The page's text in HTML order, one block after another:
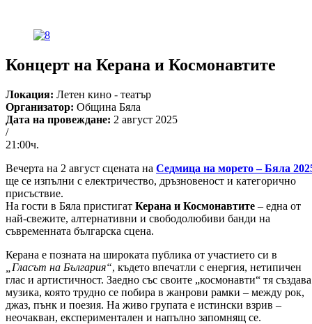
Концерт на Керана и Космонавтите
Локация: Летен кино - театър
Организатор: Община Бяла
Дата на провеждане: 2 август 2025
/
21:00ч.
Вечерта на 2 август сцената на Седмица на морето – Бяла
ще се изпълни с електричество, дръзновеност и категорично
присъствие.
На гости в Бяла пристигат Керана и Космонавтите – една от
най-свежите, алтернативни и свободолюбиви банди на
съвременната българска сцена.
Керана е позната на широката публика от участието си в
„Гласът на България“, където впечатли с енергия, нетипичен
глас и артистичност. Заедно със своите „космонавти“ тя създава
музика, която трудно се побира в жанрови рамки – между рок,
джаз, пънк и поезия. На живо групата е истински взрив –
неочакван, експериментален и напълно запомнящ се.